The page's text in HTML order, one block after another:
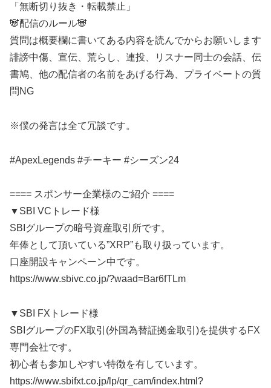
「無断切り抜き・転載禁止」
🐼配信のルール🐼
質問は概要欄に書いてある内容を読んでからお願いします
誹謗中傷、宣伝、荒らし、連投、リスナー同士の会話、伝
書鳩、他の配信者の名前をあげる行為、プライベートの質
問NG
※僕の発言は全て冗談です。
#ApexLegends #チーキー #シーズン24
==== スポンサー企業様のご紹介 ====
▼SBI VCトレード様
SBIグループの暗号資産取引所です。
年俸として頂いている”XRP”も取り扱っています。
口座開設キャンペーン中です。
https://www.sbivc.co.jp/?waad=Bar6fTLm
▼SBI FXトレード様
SBIグループのFX取引(外国為替証拠金取引)を提供するFX
専門会社です。
初心者も参加しやすい特徴を有しています。
https://www.sbifxt.co.jp/lp/qr_cam/index.html?